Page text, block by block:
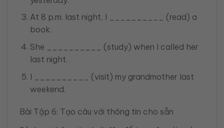
At 8 p.m. last night, I __________ (read) a
book.
She __________ (study) when I called her
last night.
I __________ (visit) my grandmother last
weekend.
Bài Tập 6: Tạo câu với thông tin cho sẵn